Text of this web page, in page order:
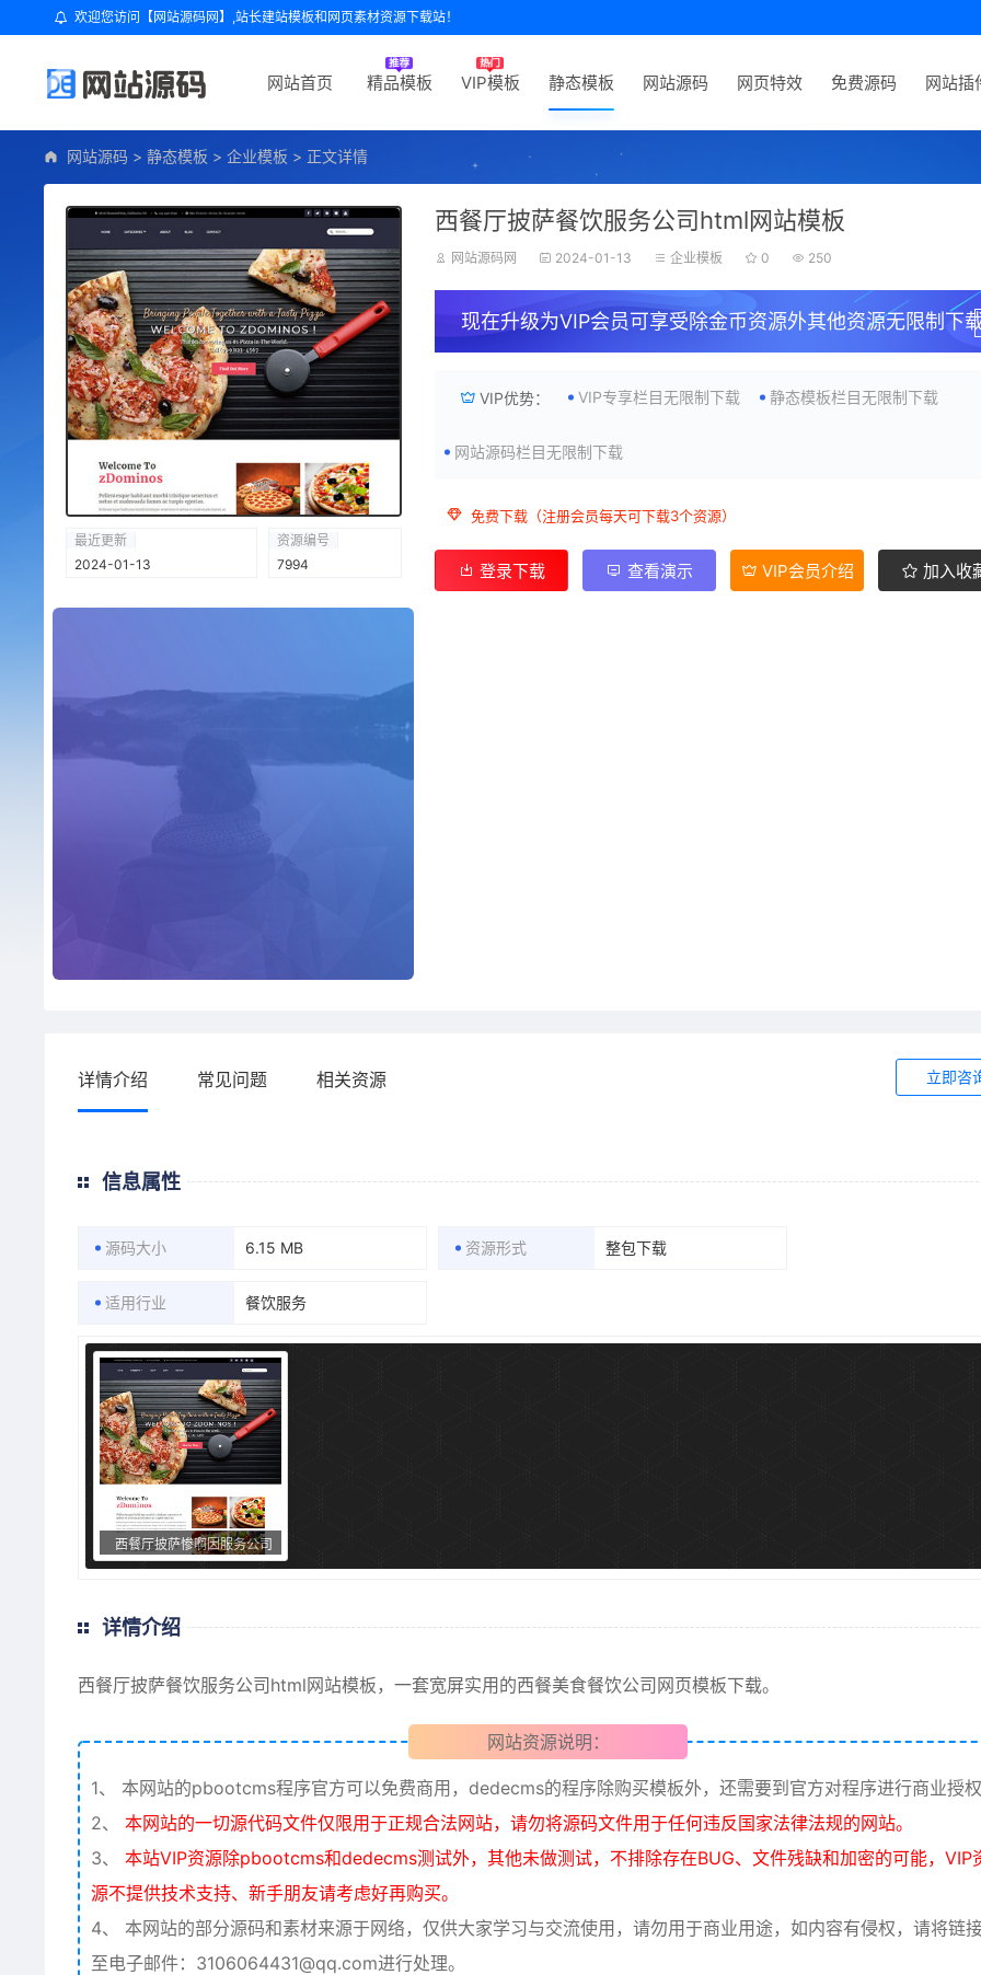
欢迎您访问【网站源码网】,站长建站模板和网页素材资源下载站！
网站首页 精品模板 VIP模板 静态模板 网站源码 网页特效 免费源码 网站插
网站源码 > 静态模板 > 企业模板 > 正文详情
最近更新
2024-01-13
资源编号
7994
西餐厅披萨餐饮服务公司html网站模板
网站源码网 2024-01-13 企业模板 0 250
现在升级为VIP会员可享受除金币资源外其他资源无限制下
VIP优势： VIP专享栏目无限制下载 静态模板栏目无限制下载
网站源码栏目无限制下载
免费下载（注册会员每天可下载3个资源）
登录下载 查看演示 VIP会员介绍 加入收
详情介绍 常见问题 相关资源 立即咨
信息属性
源码大小 6.15 MB 资源形式 整包下载
适用行业 餐饮服务
西餐厅披萨惨啊因服务公司
html网站模板
详情介绍
西餐厅披萨餐饮服务公司html网站模板，一套宽屏实用的西餐美食餐饮公司 网页模板下载。
网站资源说明：
1、
本网站的pbootcms程序官方可以免费商用，dedecms的程序除购买模板外，还需要到官方对程序进行商业授
2、
本网站的一切源代码文件仅限用于正规合法网站，请勿将源码文件用于任何违反国家法律法规的网站。
3、
本站VIP资源除pbootcms和dedecms测试外，其他未做测试，不排除存在BUG、文件残缺和加密的可能，VIP
源不提供技术支持、新手朋友请考虑好再购买。
4、
本网站的部分源码和素材来源于网络，仅供大家学习与交流使用，请勿用于商业用途，如内容有侵权，请将链
至电子邮件：3106064431@qq.com进行处理。